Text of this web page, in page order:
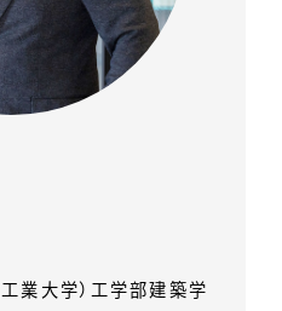
業大学）工学部建築学